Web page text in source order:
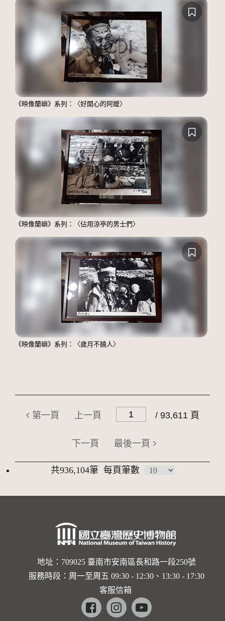
《映像蘭嶼》系列：〈好開心的阿嬤〉
《映像蘭嶼》系列：〈佔用涼亭的男士們〉
《映像蘭嶼》系列：〈歲月不饒人〉
第一頁 上一頁 / 93,611 頁
下一頁 最後一頁
共936,104筆 每頁筆數
地址：709025 臺南市安南區長和路一段250號
服務時段：周一至周五 09:30 - 12:30、13:30 - 17:30
客服信箱
Facebookinstagramyoutube